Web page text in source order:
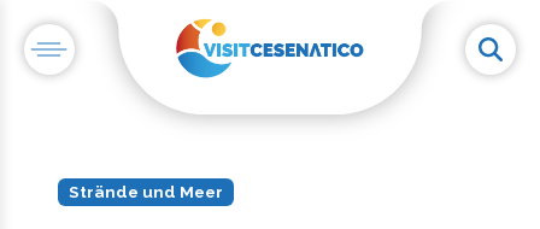
Strände und Meer